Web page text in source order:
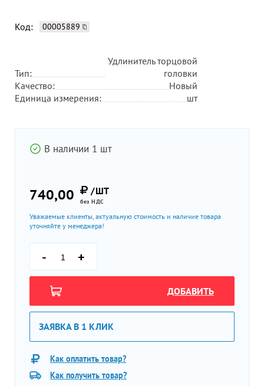
Код: 00005889
Тип:
Удлинитель торцовой
головки
Качество:
Новый
Единица измерения:
шт
В наличии 1 шт
740,00 /ШТ
без НДС
Уважаемые клиенты, актуальную стоимость и наличие товара
уточняйте у менеджера!
- +
ДОБАВИТЬ
ЗАЯВКА В 1 КЛИК
Как оплатить товар?
Как получить товар?